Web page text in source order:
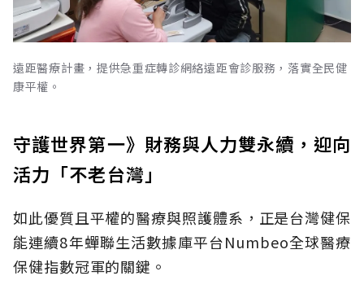
遠距醫療計畫，提供急重症轉診網絡遠距會診服務，落實全民健
康平權。
守護世界第一》財務與人力雙永續，迎向
活力「不老台灣」
如此優質且平權的醫療與照護體系，正是台灣健保
能連續8年蟬聯生活數據庫平台Numbeo全球醫療
保健指數冠軍的關鍵。